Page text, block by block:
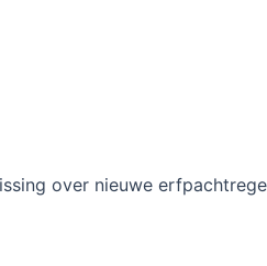
over nieuwe